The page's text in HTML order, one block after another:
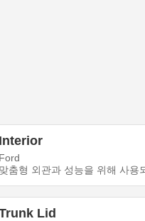
Interior
Ford
맞춤형 외관과 성능을 위해 사용
Lid